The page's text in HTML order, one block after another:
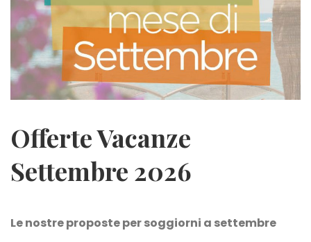
Offerte Vacanze
Settembre 2026
Le nostre proposte per soggiorni a settembre